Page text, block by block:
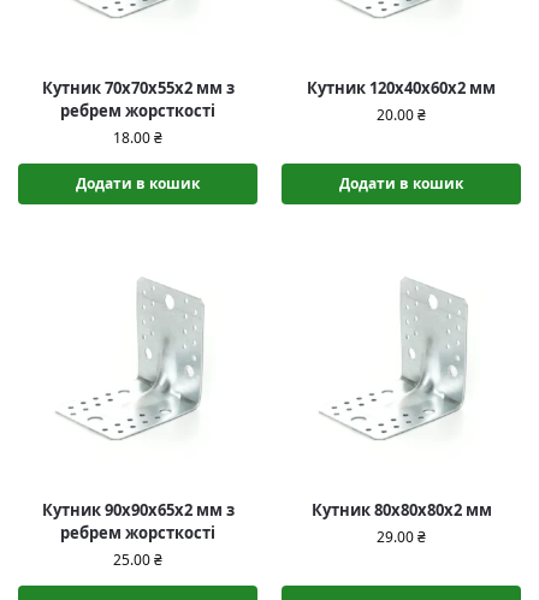
Кутник 70x70x55x2 мм з
ребрем жорсткості
18.00₴
Додати в кошик
Кутник 120х40х60х2 мм
20.00₴
Додати в кошик
Кутник 90x90x65x2 мм з
ребрем жорсткості
25.00₴
Кутник 80х80х80х2 мм
29.00₴